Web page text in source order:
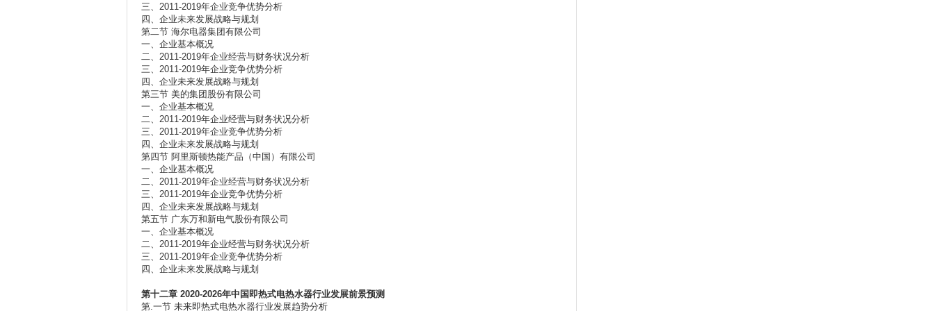
三、2011-2019年企业竞争优势分析
四、企业未来发展战略与规划
第二节 海尔电器集团有限公司
一、企业基本概况
二、2011-2019年企业经营与财务状况分析
三、2011-2019年企业竞争优势分析
四、企业未来发展战略与规划
第三节 美的集团股份有限公司
一、企业基本概况
二、2011-2019年企业经营与财务状况分析
三、2011-2019年企业竞争优势分析
四、企业未来发展战略与规划
第四节 阿里斯顿热能产品（中国）有限公司
一、企业基本概况
二、2011-2019年企业经营与财务状况分析
三、2011-2019年企业竞争优势分析
四、企业未来发展战略与规划
第五节 广东万和新电气股份有限公司
一、企业基本概况
二、2011-2019年企业经营与财务状况分析
三、2011-2019年企业竞争优势分析
四、企业未来发展战略与规划
第十二章 2020-2026年中国即热式电热水器行业发展前景预测
第.一节 未来即热式电热水器行业发展趋势分析